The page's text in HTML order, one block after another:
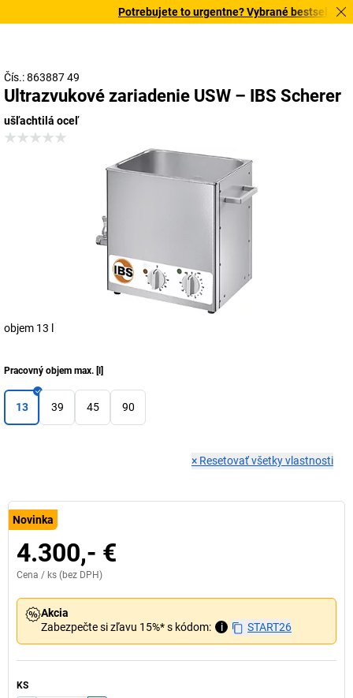
Potrebujete to urgentne? Vybrané bestsellery
Čís.: 863887 49
Ultrazvukové zariadenie USW – IBS Scherer
ušľachtilá oceľ
objem 13 l
Pracovný objem max. [ ]
13 39 45 90
× Resetovať všetky vlastnosti
Novinka
4.300,- €
Cena / ks (bez DPH)
Akcia
Zabezpečte si zľavu 15%* s kódom:
i START26
KS